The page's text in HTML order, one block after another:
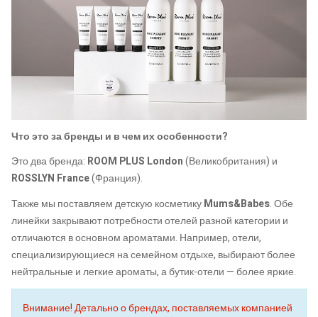
Что это за бренды и в чем их особенности?
Это два бренда: ROOM PLUS London(Великобритания) и
ROSSLYN France(Франция).
Также мы поставляем детскую косметикуMums&Babes. Обе
линейки закрывают потребности отелей разной категории и
отличаются в основном ароматами. Например, отели,
специализирующиеся на семейном отдыхе, выбирают более
нейтральные и легкие ароматы, а бутик-отели — более яркие.
Внимание! Детально о брендах, поставляемых компанией